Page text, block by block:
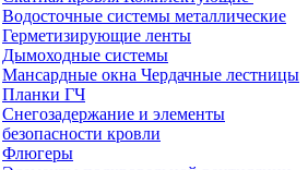
Водосточные системы металлические
Герметизирующие ленты
Дымоходные системы
Мансардные окна Чердачные лестницы
Планки ГЧ
Снегозадержание и элементы
безопасности кровли
Флюгеры